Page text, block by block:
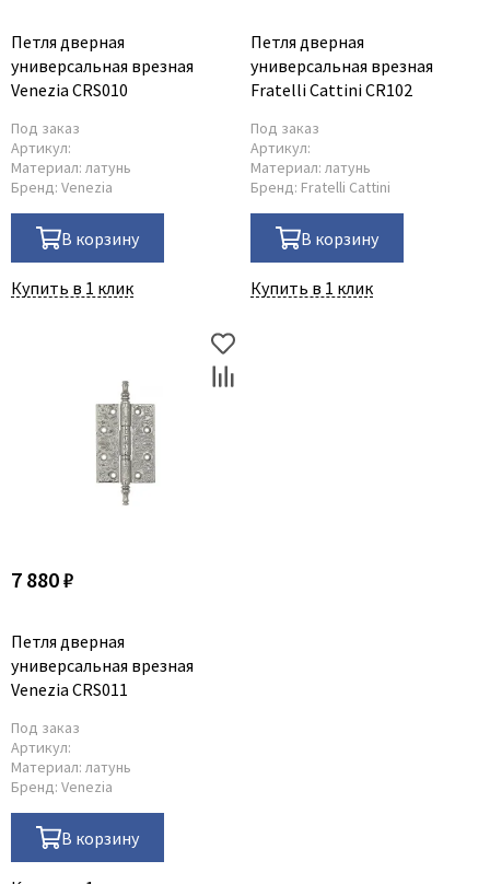
Петля дверная
универсальная врезная
Venezia CRS010
Под заказ
Артикул:
Материал: латунь
Бренд: Venezia
В корзину
Купить в 1 клик
Петля дверная
универсальная врезная
Fratelli Cattini CR102
Под заказ
Артикул:
Материал: латунь
Бренд: Fratelli Cattini
В корзину
Купить в 1 клик
7 880 ₽
Петля дверная
универсальная врезная
Venezia CRS011
Под заказ
Артикул:
Материал: латунь
Бренд: Venezia
В корзину